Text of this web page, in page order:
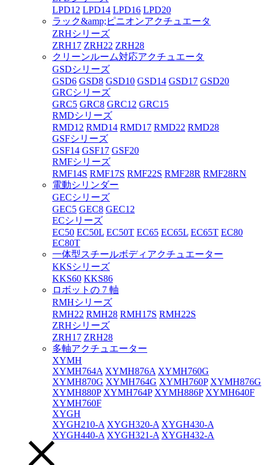
LPD12 LPD14 LPD16 LPD20
ラック&amp;ピニオンアクチュエータ
ZRHシリーズ
ZRH17 ZRH22 ZRH28
クリーンルーム対応アクチュエータ
GSDシリーズ
GSD6 GSD8 GSD10 GSD14 GSD17 GSD20
GRCシリーズ
GRC5 GRC8 GRC12 GRC15
RMDシリーズ
RMD12 RMD14 RMD17 RMD22 RMD28
GSFシリーズ
GSF14 GSF17 GSF20
RMFシリーズ
RMF14S RMF17S RMF22S RMF28R RMF28RN
電動シリンダー
GECシリーズ
GEC5 GEC8 GEC12
ECシリーズ
EC50 EC50L EC50T EC65 EC65L EC65T EC80
EC80T
一体型スチールボディアクチュエーター
KKSシリーズ
KKS60 KKS86
ロボットの 7 軸
RMHシリーズ
RMH22 RMH28 RMH17S RMH22S
ZRHシリーズ
ZRH17 ZRH28
多軸アクチュエーター
XYMH
XYMH764A XYMH876A XYMH760G
XYMH870G XYMH764G XYMH760P XYMH876G
XYMH880P XYMH764P XYMH886P XYMH640F
XYMH760F
XYGH
XYGH210-A XYGH320-A XYGH430-A
XYGH440-A XYGH321-A XYGH432-A